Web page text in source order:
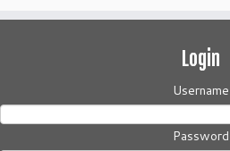
Login
Username
Password